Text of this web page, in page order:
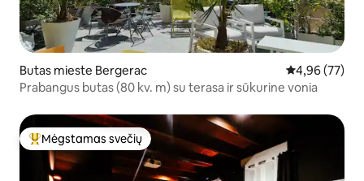
Butas mieste Bergerac Vidutinis
4,96 (77)
Prabangus butas (80 kv. m) su terasa ir sūkurine vonia
Svečių mėgstamiausias
Mėgstamas svečių